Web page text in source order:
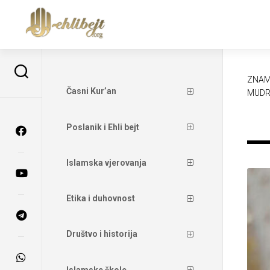
Časni Kur’an
Poslanik i Ehli bejt
Islamska vjerovanja
Etika i duhovnost
Društvo i historija